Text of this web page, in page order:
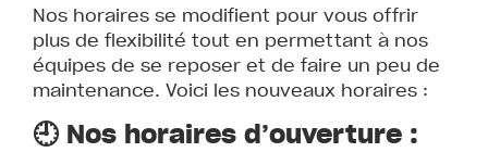
Nos horaires se modifient pour vous offrir
plus de flexibilité tout en permettant à nos
équipes de se reposer et de faire un peu de
maintenance. Voici les nouveaux horaires :
🕘 Nos horaires d’ouverture :